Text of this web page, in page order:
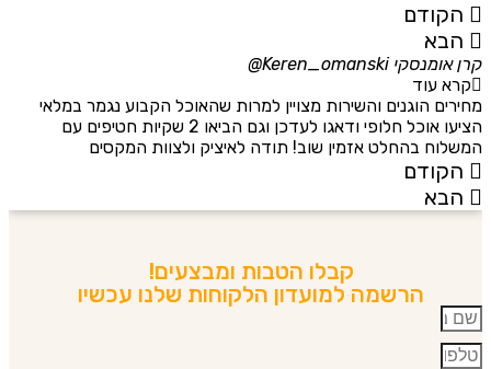
הקודם
הבא
קרן אומנסקי Keren_omanski@
קרא עוד
מחירים הוגנים והשירות מצויין למרות שהאוכל הקבוע נגמר במלאי
הציעו אוכל חלופי ודאגו לעדכן וגם הביאו 2 שקיות חטיפים עם
המשלוח בהחלט אזמין שוב! תודה לאיציק ולצוות המקסים
הקודם
הבא
קבלו הטבות ומבצעים!
הרשמה למועדון הלקוחות שלנו עכשיו